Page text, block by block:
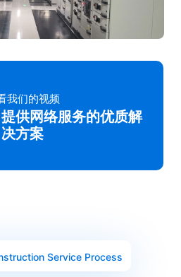
我们的视频
供网络服务的优质解
决方案
Service Process